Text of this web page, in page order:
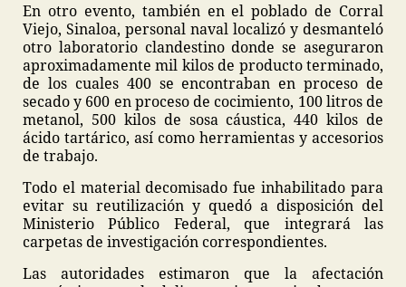
En otro evento, también en el poblado de Corral
Viejo, Sinaloa, personal naval localizó y desmanteló
otro laboratorio clandestino donde se aseguraron
aproximadamente mil kilos de producto terminado,
de los cuales 400 se encontraban en proceso de
secado y 600 en proceso de cocimiento, 100 litros de
metanol, 500 kilos de sosa cáustica, 440 kilos de
ácido tartárico, así como herramientas y accesorios
de trabajo.
Todo el material decomisado fue inhabilitado para
evitar su reutilización y quedó a disposición del
Ministerio Público Federal, que integrará las
carpetas de investigación correspondientes.
Las autoridades estimaron que la afectación